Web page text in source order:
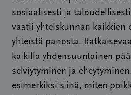
sosiaalisesti ja
vaatii yhteiskunnan kaikkien
yhteistä panosta.
kaikilla yhdensuuntainen
selviytyminen ja
esimerkiksi siinä, miten